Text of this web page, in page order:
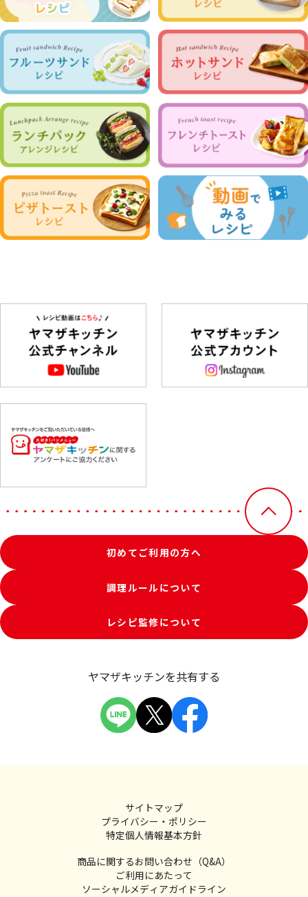
初めてご利用の方へ
調理ルールについて
レシピ監修について
ヤマザキッチンを共有する
サイトマップ
プライバシー・ポリシー
特定個人情報基本方針
商品に関するお問い合わせ（Q&A）
ご利用にあたって
ソーシャルメディアガイドライン